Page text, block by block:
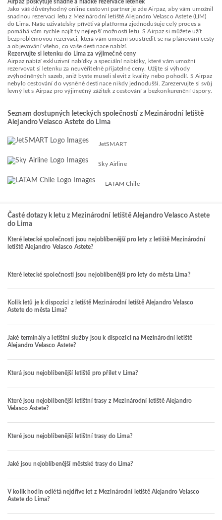
Airpaz poskytuje snadné a hladké rezervace letenek
Jako váš důvěryhodný online cestovní partner je zde Airpaz, aby vám umožnil
snadnou rezervaci letu z Mezinárodní letiště Alejandro Velasco Astete (LIM)
do Lima. Naše uživatelsky přívětivá platforma zjednodušuje celý proces a
pomáhá vám rychle najít ty nejlepší možnosti letu. S Airpaz si můžete užít
bezproblémovou rezervaci, která vám umožní soustředit se na plánování cesty
a objevování všeho, co vaše destinace nabízí.
Rezervujte si letenku do Lima za výjimečné ceny
Airpaz nabízí exkluzivní nabídky a speciální nabídky, které vám umožní
rezervovat si letenku za neuvěřitelně přijatelné ceny. Užijte si výhody
zvýhodněných sazeb, aniž byste museli slevit z kvality nebo pohodlí. S Airpaz
nebylo cestování do vysněné destinace nikdy jednodušší. Zarezervujte si svůj
levný let s Airpaz pro výjimečný zážitek z cestování a bezkonkurenční úspory.
Seznam dostupných leteckých společností z Mezinárodní letiště
Alejandro Velasco Astete do Lima
JetSMART
Sky Airline
LATAM Chile
Časté dotazy k letu z Mezinárodní letiště Alejandro Velasco Astete
do Lima
Které letecké společnosti jsou nejoblíbenější pro lety z letiště Mezinárodní
letiště Alejandro Velasco Astete?
Které letecké společnosti jsou nejoblíbenější pro lety do města Lima?
Kolik letů je k dispozici z letiště Mezinárodní letiště Alejandro Velasco
Astete do města Lima?
Jaké terminály a letištní služby jsou k dispozici na Mezinárodní letiště
Alejandro Velasco Astete?
Která jsou nejoblíbenější letiště pro přílet v Lima?
Které jsou nejoblíbenější letištní trasy z Mezinárodní letiště Alejandro
Velasco Astete?
Které jsou nejoblíbenější letištní trasy do Lima?
Jaké jsou nejoblíbenější městské trasy do Lima?
V kolik hodin odlétá nejdříve let z Mezinárodní letiště Alejandro Velasco
Astete do Lima?